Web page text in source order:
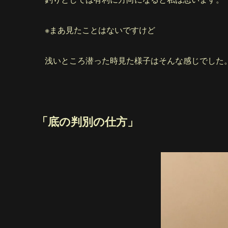
※まあ見たことはないですけど
浅いところ潜った時見た様子はそんな感じでした
「底の判別の仕方」